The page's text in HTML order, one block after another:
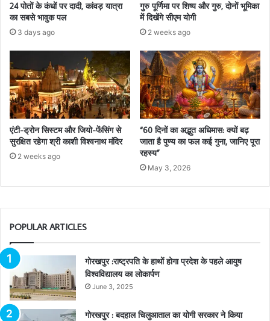
24 पोतों के कंधों पर दादी, कांवड़ यात्रा
का सबसे भावुक पल
3 days ago
गुरु पूर्णिमा पर शिष्य और गुरु, दोनों भूमिका
में दिखेंगे सीएम योगी
2 weeks ago
एंटी-ड्रोन सिस्टम और जियो-फेंसिंग से
सुरक्षित रहेगा श्री काशी विश्वनाथ मंदिर
2 weeks ago
“60 दिनों का अद्भुत अधिमास: क्यों बढ़
जाता है पुण्य का फल कई गुना, जानिए पूरा
रहस्य”
May 3, 2026
POPULAR ARTICLES
गोरखपुर :राष्ट्रपति के हाथों होगा प्रदेश के पहले आयुष
विश्वविद्यालय का लोकार्पण
June 3, 2025
गोरखपुर : बदहाल चिलुआताल का योगी सरकार ने किया